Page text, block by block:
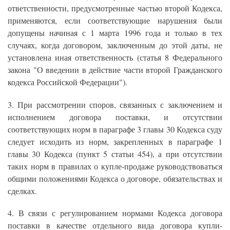
ответственности, предусмотренные частью второй Кодекса,
применяются, если соответствующие нарушения были
допущены начиная с 1 марта 1996 года и только в тех
случаях, когда договором, заключенным до этой даты, не
установлена иная ответственность (статья 8 Федерального
закона "О введении в действие части второй Гражданского
кодекса Российской Федерации").
3. При рассмотрении споров, связанных с заключением и
исполнением договора поставки, и отсутствии
соответствующих норм в параграфе 3 главы 30 Кодекса суду
следует исходить из норм, закрепленных в параграфе 1
главы 30 Кодекса (пункт 5 статьи 454), а при отсутствии
таких норм в правилах о купле-продаже руководствоваться
общими положениями Кодекса о договоре, обязательствах и
сделках.
4. В связи с регулированием нормами Кодекса договора
поставки в качестве отдельного вида договора купли-